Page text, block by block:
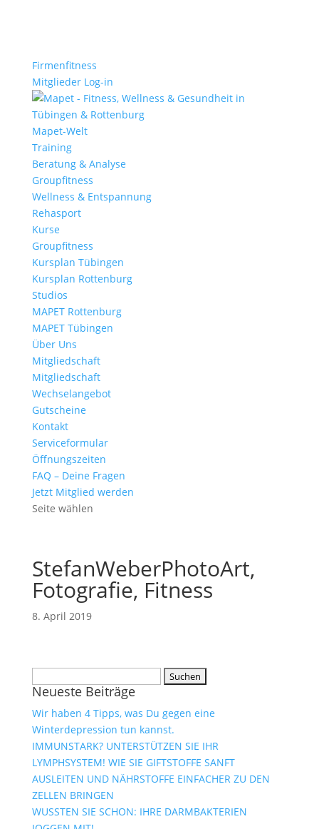
Firmenfitness
Mitglieder Log-in
Mapet-Welt
Training
Beratung & Analyse
Groupfitness
Wellness & Entspannung
Rehasport
Kurse
Groupfitness
Kursplan Tübingen
Kursplan Rottenburg
Studios
MAPET Rottenburg
MAPET Tübingen
Über Uns
Mitgliedschaft
Mitgliedschaft
Wechselangebot
Gutscheine
Kontakt
Serviceformular
Öffnungszeiten
FAQ – Deine Fragen
Jetzt Mitglied werden
Seite wählen
StefanWeberPhotoArt,
Fotografie, Fitness
8. April 2019
nach:
Neueste Beiträge
Wir haben 4 Tipps, was Du gegen eine
Winterdepression tun kannst.
IMMUNSTARK? UNTERSTÜTZEN SIE IHR
LYMPHSYSTEM! WIE SIE GIFTSTOFFE SANFT
AUSLEITEN UND NÄHRSTOFFE EINFACHER ZU DEN
ZELLEN BRINGEN
WUSSTEN SIE SCHON: IHRE DARMBAKTERIEN